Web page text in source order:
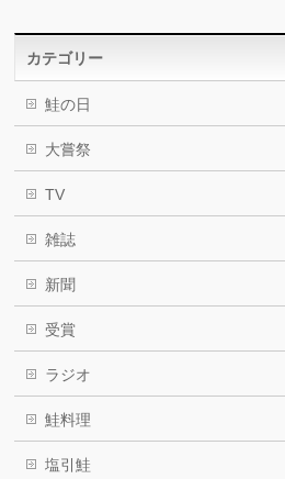
カテゴリー
鮭の日
大嘗祭
TV
雑誌
新聞
受賞
ラジオ
鮭料理
塩引鮭